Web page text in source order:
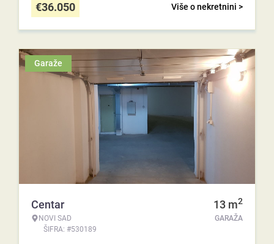
Više o nekretnini >
€36.050
Garaže
Centar
NOVI SAD
ŠIFRA: #530189
13 m2
GARAŽA